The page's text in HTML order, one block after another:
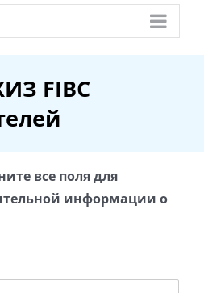
FIBC
все поля для
информации о